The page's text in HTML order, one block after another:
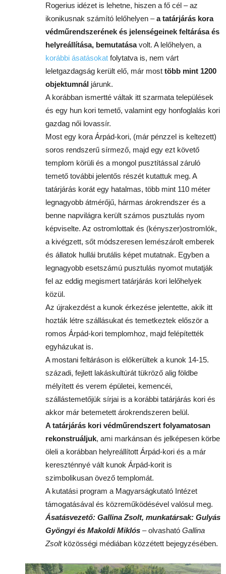
Rogerius idézet is lehetne, hiszen a fő cél – az
ikonikusnak számító lelőhelyen –a tatárjárás kora
védműrendszerének és jelenségeinek feltárása és
helyreállítása, bemutatásavolt. A lelőhelyen, a
korábbi ásatásokat folytatva is, nem várt
leletgazdagság került elő, már most több mint 1200
objektumnál járunk.
A korábban ismertté váltak itt szarmata települések
és egy hun kori temető, valamint egy honfoglalás kori
gazdag női lovassír.
Most egy kora Árpád-kori, (már pénzzel is keltezett)
soros rendszerű sírmező, majd egy ezt követő
templom körüli és a mongol pusztítással záruló
temető további jelentős részét kutattuk meg. A
tatárjárás korát egy hatalmas, több mint 110 méter
legnagyobb átmérőjű, hármas árokrendszer és a
benne napvilágra került számos pusztulás nyom
képviselte. Az ostromlottak és (kényszer)ostromlók,
a kivégzett, sőt módszeresen lemészárolt emberek
és állatok hullái brutális képet mutatnak. Egyben a
legnagyobb esetszámú pusztulás nyomot mutatják
fel az eddig megismert tatárjárás kori lelőhelyek
közül.
Az újrakezdést a kunok érkezése jelentette, akik itt
hozták létre szállásukat és temetkeztek először a
romos Árpád-kori templomhoz, majd felépítették
egyházukat is.
A mostani feltáráson is előkerültek a kunok 14-15.
századi, fejlett lakáskultúrát tükröző alig földbe
mélyített és verem épületei, kemencéi,
szállástemetőjük sírjai is a korábbi tatárjárás kori és
akkor már betemetett árokrendszeren belül.
A tatárjárás kori védműrendszert folyamatosan
rekonstruáljuk, ami markánsan és jelképesen körbe
öleli a korábban helyreállított Árpád-kori és a már
kereszténnyé vált kunok Árpád-korit is
szimbolikusan övező templomát.
A kutatási program a Magyarságkutató Intézet
támogatásával és közreműködésével valósul meg.
Ásatásvezető: Gallina Zsolt, munkatársak: Gulyás
Gyöngyi és Makoldi Miklós – olvasható Gallina
Zsoltközösségi médiában közzétett bejegyzésében.